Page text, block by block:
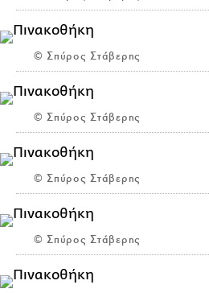
© Σπύρος Στάβερης
© Σπύρος Στάβερης
© Σπύρος Στάβερης
© Σπύρος Στάβερης